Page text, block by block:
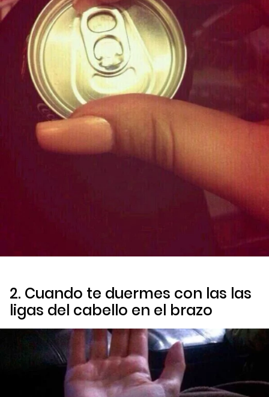
2. Cuando te duermes con las las
ligas del cabello en el brazo